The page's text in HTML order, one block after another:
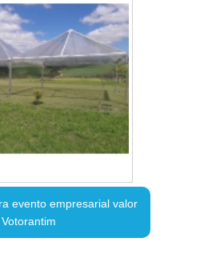
evento empresarial valor
Votorantim